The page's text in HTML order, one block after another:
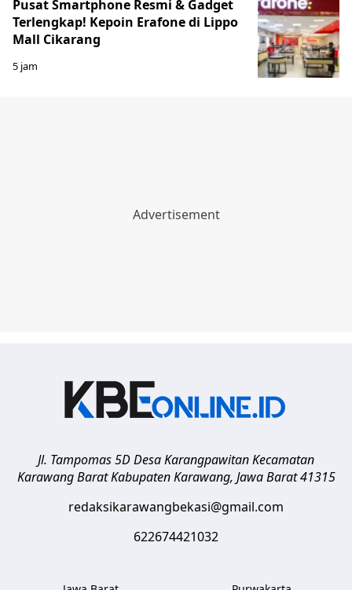
Pusat Smartphone Resmi & Gadget
Terlengkap! Kepoin Erafone di Lippo
Mall Cikarang
5 jam
Jl. Tampomas 5D Desa Karangpawitan Kecamatan
Karawang Barat Kabupaten Karawang, Jawa Barat 41315
redaksikarawangbekasi@gmail.com
622674421032